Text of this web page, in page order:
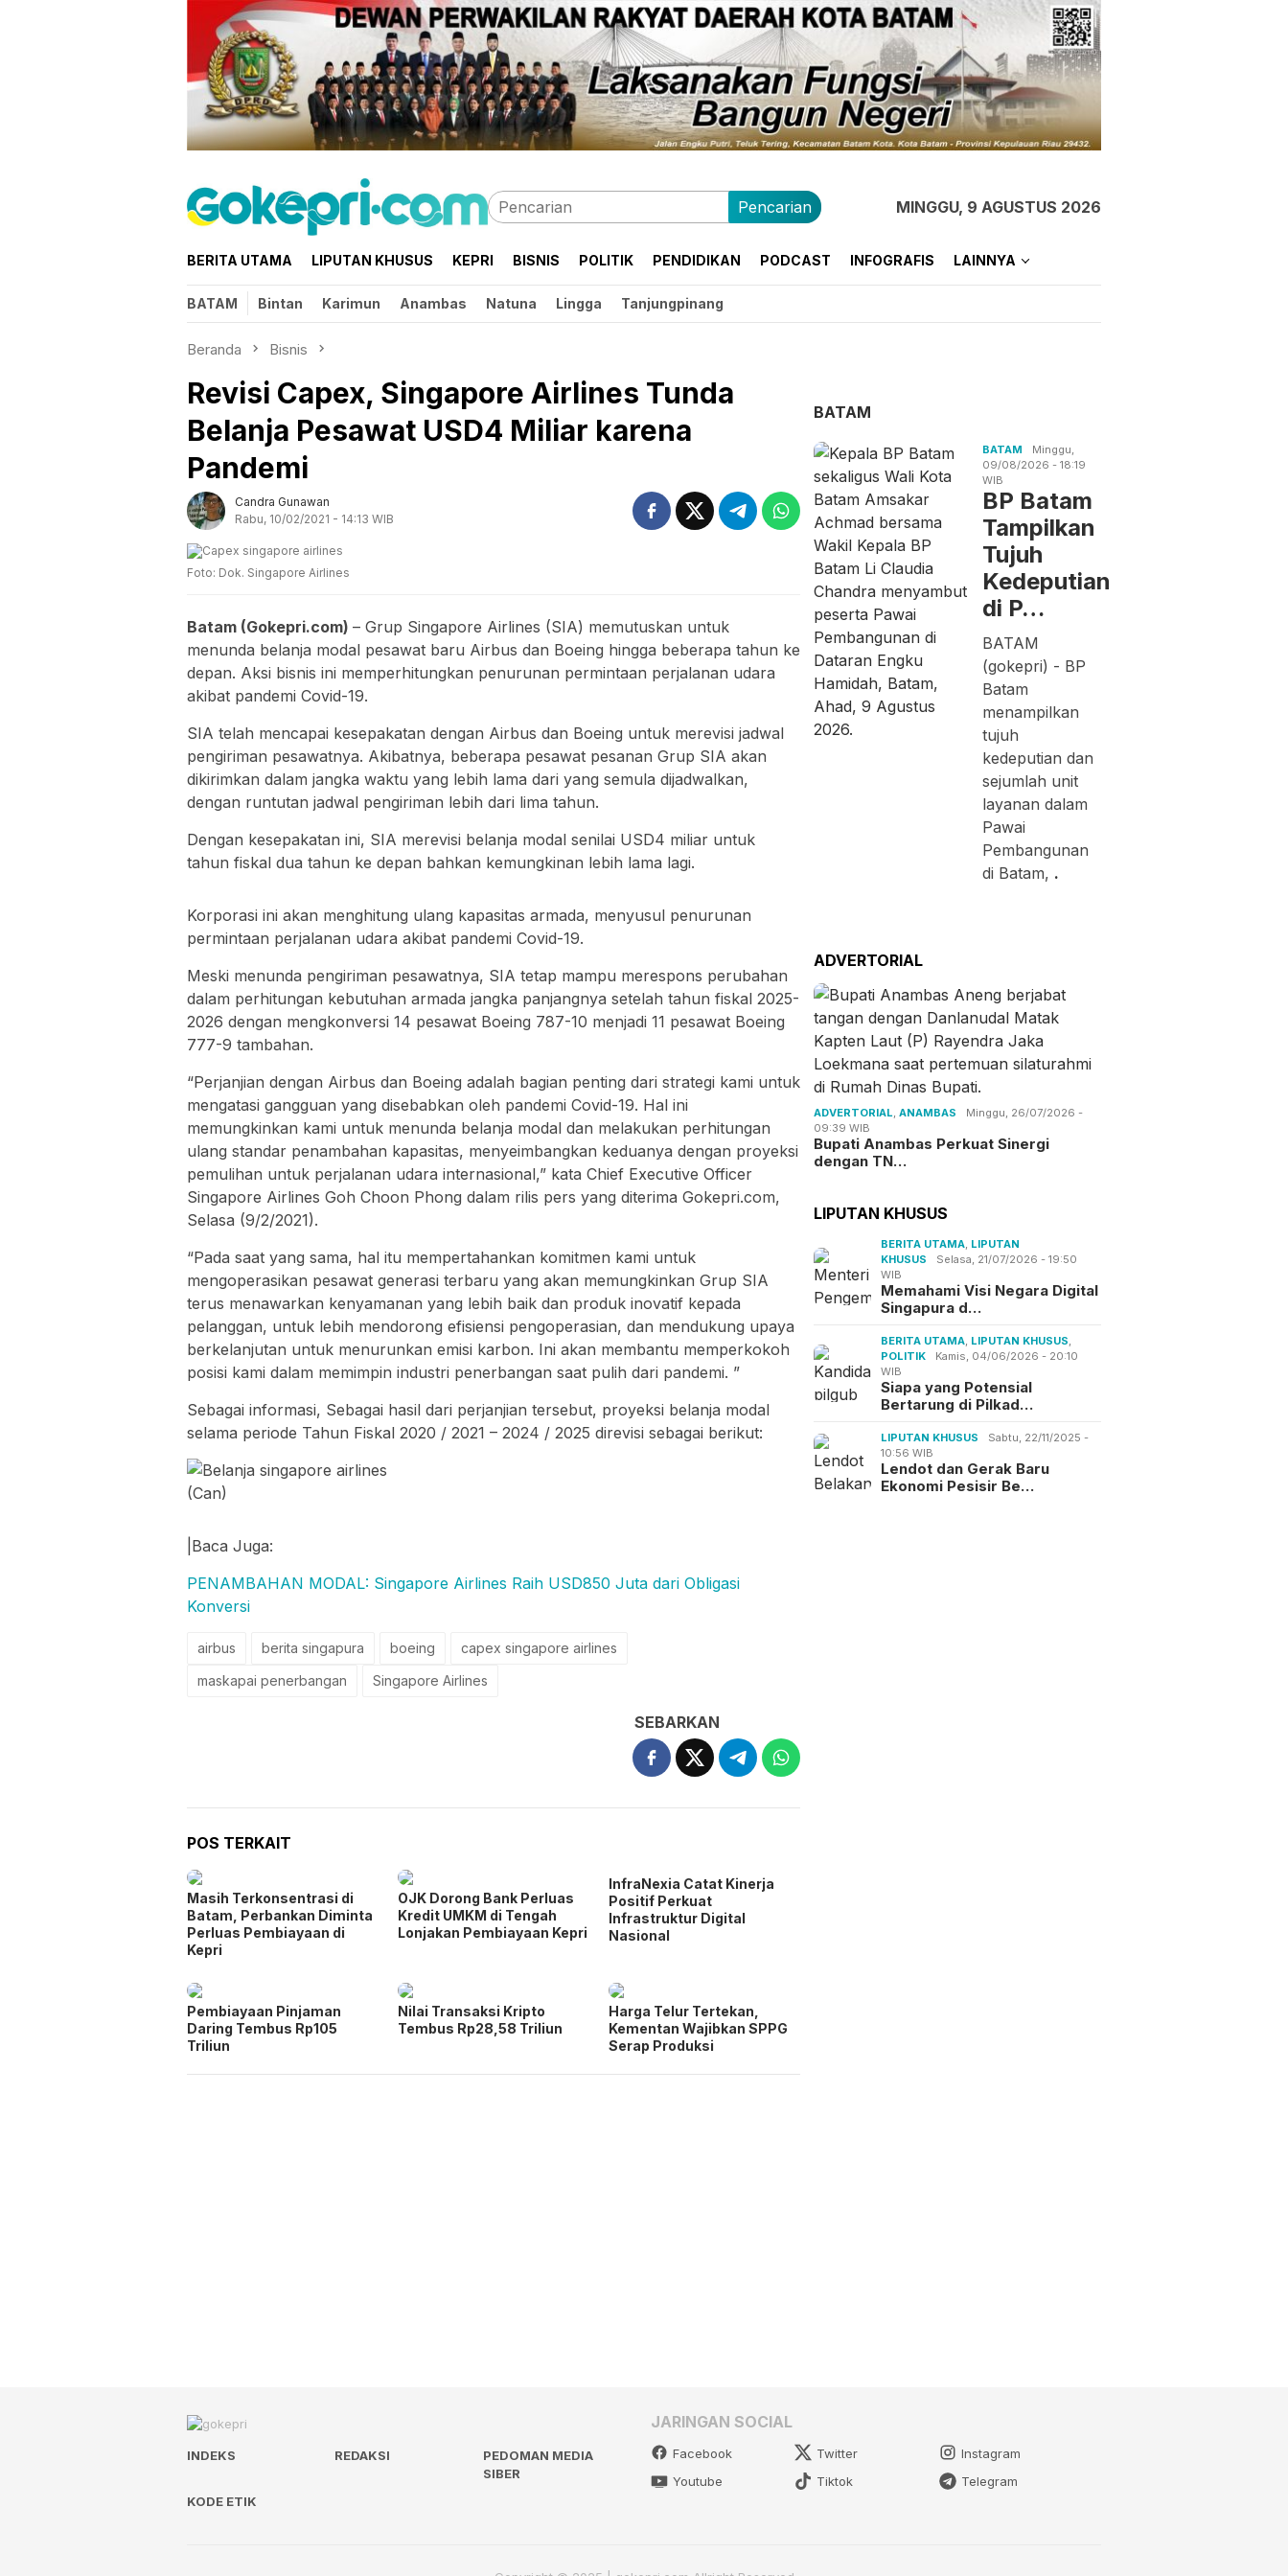
Pencarian MINGGU, 9 AGUSTUS 2026
BERITA UTAMA LIPUTAN KHUSUS KEPRI BISNIS POLITIK PENDIDIKAN PODCAST INFOGRAFIS LAINNYA
BATAM Bintan Karimun Anambas Natuna Lingga Tanjungpinang
Beranda Bisnis
Revisi Capex, Singapore Airlines Tunda
Belanja Pesawat USD4 Miliar karena
Pandemi
Candra Gunawan
Rabu, 10/02/2021 - 14:13 WIB
Foto: Dok. Singapore Airlines
Batam (Gokepri.com) – Grup Singapore Airlines (SIA) memutuskan untuk
menunda belanja modal pesawat baru Airbus dan Boeing hingga beberapa tahun ke
depan. Aksi bisnis ini memperhitungkan penurunan permintaan perjalanan udara
akibat pandemi Covid-19.
SIA telah mencapai kesepakatan dengan Airbus dan Boeing untuk merevisi jadwal
pengiriman pesawatnya. Akibatnya, beberapa pesawat pesanan Grup SIA akan
dikirimkan dalam jangka waktu yang lebih lama dari yang semula dijadwalkan,
dengan runtutan jadwal pengiriman lebih dari lima tahun.
Dengan kesepakatan ini, SIA merevisi belanja modal senilai USD4 miliar untuk
tahun fiskal dua tahun ke depan bahkan kemungkinan lebih lama lagi.
Korporasi ini akan menghitung ulang kapasitas armada, menyusul penurunan
permintaan perjalanan udara akibat pandemi Covid-19.
Meski menunda pengiriman pesawatnya, SIA tetap mampu merespons perubahan
dalam perhitungan kebutuhan armada jangka panjangnya setelah tahun fiskal 2025-
2026 dengan mengkonversi 14 pesawat Boeing 787-10 menjadi 11 pesawat Boeing
777-9 tambahan.
“Perjanjian dengan Airbus dan Boeing adalah bagian penting dari strategi kami untuk
mengatasi gangguan yang disebabkan oleh pandemi Covid-19. Hal ini
memungkinkan kami untuk menunda belanja modal dan melakukan perhitungan
ulang standar penambahan kapasitas, menyeimbangkan keduanya dengan proyeksi
pemulihan untuk perjalanan udara internasional,” kata Chief Executive Officer
Singapore Airlines Goh Choon Phong dalam rilis pers yang diterima Gokepri.com,
Selasa (9/2/2021).
“Pada saat yang sama, hal itu mempertahankan komitmen kami untuk
mengoperasikan pesawat generasi terbaru yang akan memungkinkan Grup SIA
terus menawarkan kenyamanan yang lebih baik dan produk inovatif kepada
pelanggan, untuk lebih mendorong efisiensi pengoperasian, dan mendukung upaya
berkelanjutan untuk menurunkan emisi karbon. Ini akan membantu memperkokoh
posisi kami dalam memimpin industri penerbangan saat pulih dari pandemi. ”
Sebagai informasi, Sebagai hasil dari perjanjian tersebut, proyeksi belanja modal
selama periode Tahun Fiskal 2020 / 2021 – 2024 / 2025 direvisi sebagai berikut:
(Can)
|Baca Juga:
PENAMBAHAN MODAL: Singapore Airlines Raih USD850 Juta dari Obligasi
Konversi
airbus berita singapura boeing
capex singapore airlines
maskapai penerbangan
Singapore Airlines
SEBARKAN
POS TERKAIT
Masih Terkonsentrasi di
Batam, Perbankan Diminta
Perluas Pembiayaan di
Kepri
OJK Dorong Bank Perluas
Kredit UMKM di Tengah
Lonjakan Pembiayaan Kepri
InfraNexia Catat Kinerja
Positif Perkuat
Infrastruktur Digital
Nasional
Pembiayaan Pinjaman
Daring Tembus Rp105
Triliun
Nilai Transaksi Kripto
Tembus Rp28,58 Triliun
Harga Telur Tertekan,
Kementan Wajibkan SPPG
Serap Produksi
BATAM
BATAM
Minggu,
09/08/2026 - 18:19
WIB
BP Batam
Tampilkan
Tujuh
Kedeputian
di P…
BATAM
(gokepri) - BP
Batam
menampilkan
tujuh
kedeputian dan
sejumlah unit
layanan dalam
Pawai
Pembangunan
di Batam, .
ADVERTORIAL
ADVERTORIAL,ANAMBAS
Minggu, 26/07/2026 -
09:39 WIB
Bupati Anambas Perkuat Sinergi
dengan TN…
LIPUTAN KHUSUS
BERITA UTAMA, LIPUTAN
KHUSUS
Selasa, 21/07/2026 - 19:50
WIB
Memahami Visi Negara Digital
Singapura d…
BERITA UTAMA, LIPUTAN KHUSUS,
POLITIK
Kamis, 04/06/2026 - 20:10
WIB
Siapa yang Potensial
Bertarung di Pilkad…
LIPUTAN KHUSUS
Sabtu, 22/11/2025 -
10:56 WIB
Lendot dan Gerak Baru
Ekonomi Pesisir Be…
INDEKS REDAKSI
PEDOMAN MEDIA
SIBER
KODE ETIK
JARINGAN SOCIAL
Facebook Twitter
Instagram
Youtube
Tiktok Telegram